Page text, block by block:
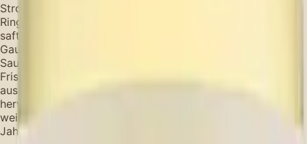
Strohgelb, Kürbis (Butternuss), Mispel, Hauch von
Ringelblume, Grüne Paprika, erdig-würzig, weißer Pfeffer,
saftige Säure. Ein wahrer Genuss für die Sinne, der den
Gaumen mit Eleganz umschmeichelt. Der Sa CaRo
Sauvignon Blanc 2023 verführt mit einer fruchtigen
Frische und einem subtilen würzigen Abgang. Perfekt
ausbalanciert und voller Charakter. Dieser Wein passt
hervorragend zu Kalbschnitzel mit Pellkartoffel, Pute oder
weißem Fleisch (Huhn) mit Nudeln. Lagerpotential von 2-3
Jahren.